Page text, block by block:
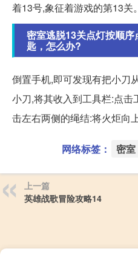
着13号,象征着游戏的第13关
密室逃脱13关点灯按顺
匙，怎么办?
倒置手机,即可发现有把小刀
小刀,将其收入到工具栏:点
击左右两侧的绳结:将火炬向
网络标签： 密室
上一篇
英雄战歌冒险攻略14